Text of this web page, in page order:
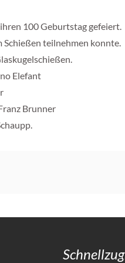
100 Geburtstag gefeiert.
Schießen teilnehmen konnte.
Elefant
Brunner
.